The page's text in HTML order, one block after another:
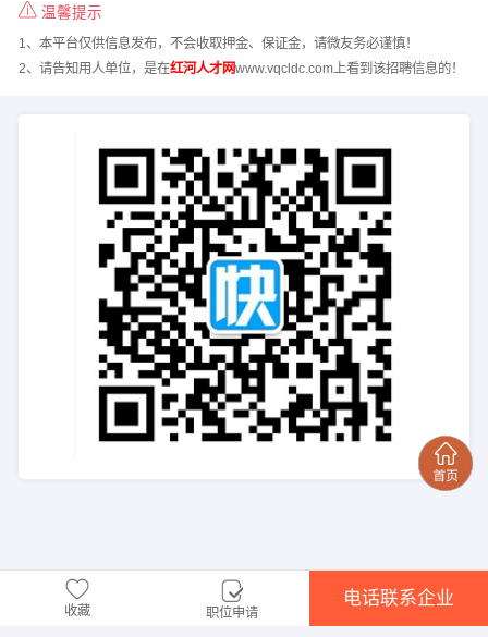
温馨提示
1、本平台仅供信息发布，不会收取押金、保证金，请微友务必谨慎！
2、请告知用人单位，是在红河人才网www.vqcldc.com上看到该招聘信息的！
收藏 职位申请
电话联系企业